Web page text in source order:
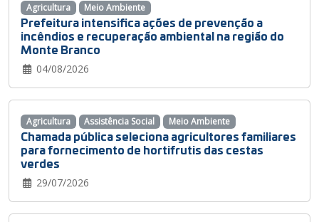
Prefeitura intensifica ações de prevenção a
incêndios e recuperação ambiental na região do
Monte Branco
04/08/2026
Agricultura Meio Ambiente
Chamada pública seleciona agricultores familiares
para fornecimento de hortifrutis das cestas
verdes
29/07/2026
Agricultura Assistência Social Meio Ambiente